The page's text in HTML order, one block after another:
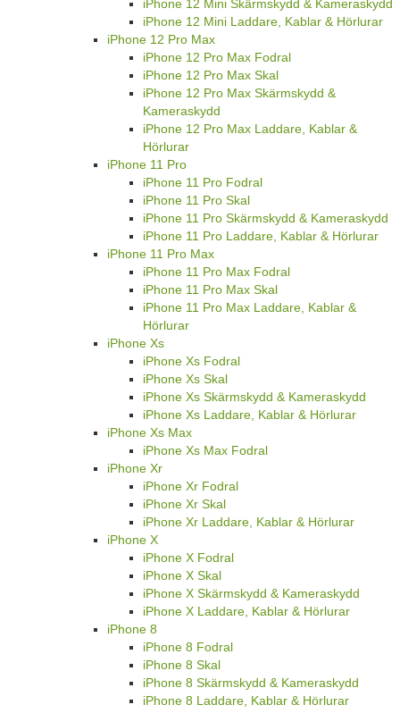
iPhone 12 Mini Skärmskydd & Kameraskydd
iPhone 12 Mini Laddare, Kablar & Hörlurar
iPhone 12 Pro Max
iPhone 12 Pro Max Fodral
iPhone 12 Pro Max Skal
iPhone 12 Pro Max Skärmskydd &
Kameraskydd
iPhone 12 Pro Max Laddare, Kablar &
Hörlurar
iPhone 11 Pro
iPhone 11 Pro Fodral
iPhone 11 Pro Skal
iPhone 11 Pro Skärmskydd & Kameraskydd
iPhone 11 Pro Laddare, Kablar & Hörlurar
iPhone 11 Pro Max
iPhone 11 Pro Max Fodral
iPhone 11 Pro Max Skal
iPhone 11 Pro Max Laddare, Kablar &
Hörlurar
iPhone Xs
iPhone Xs Fodral
iPhone Xs Skal
iPhone Xs Skärmskydd & Kameraskydd
iPhone Xs Laddare, Kablar & Hörlurar
iPhone Xs Max
iPhone Xs Max Fodral
iPhone Xr
iPhone Xr Fodral
iPhone Xr Skal
iPhone Xr Laddare, Kablar & Hörlurar
iPhone X
iPhone X Fodral
iPhone X Skal
iPhone X Skärmskydd & Kameraskydd
iPhone X Laddare, Kablar & Hörlurar
iPhone 8
iPhone 8 Fodral
iPhone 8 Skal
iPhone 8 Skärmskydd & Kameraskydd
iPhone 8 Laddare, Kablar & Hörlurar